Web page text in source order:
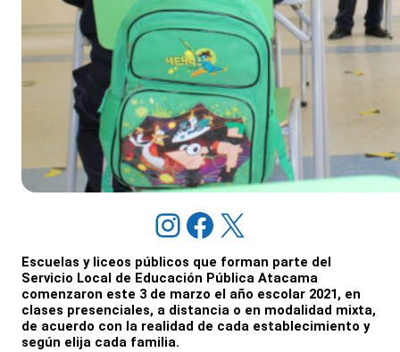
Instagram Facebook X
Escuelas y liceos públicos que forman parte del
Servicio Local de Educación Pública Atacama
comenzaron este 3 de marzo el año escolar 2021, en
clases presenciales, a distancia o en modalidad mixta,
de acuerdo con la realidad de cada establecimiento y
según elija cada familia.